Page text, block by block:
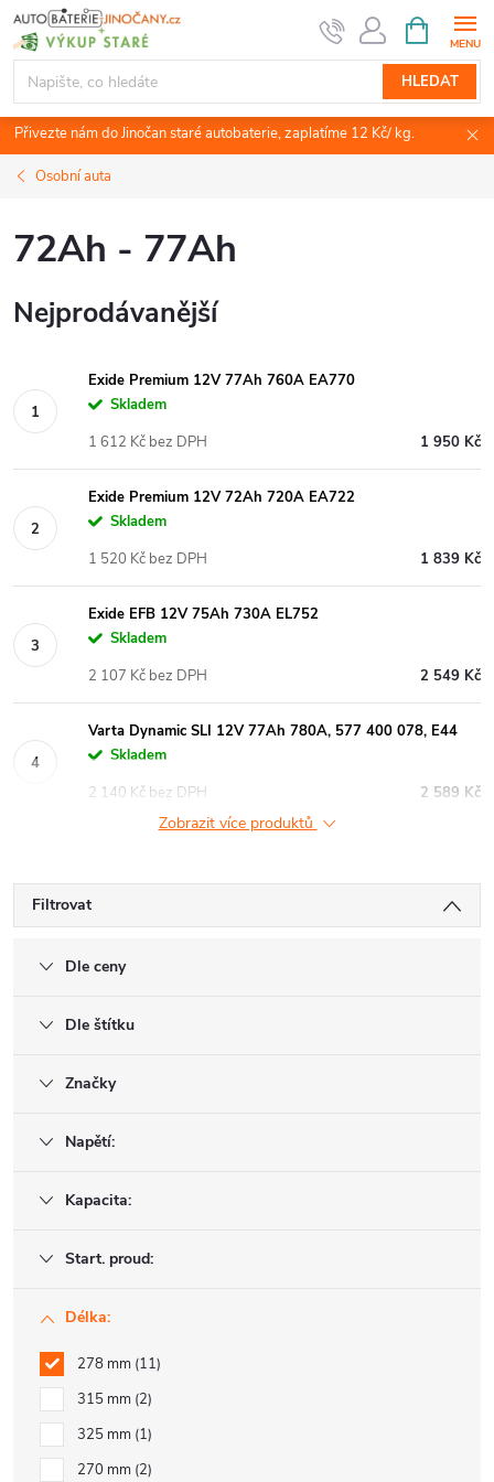
Přejít
na
obsah
HLEDAT
NÁKUPNÍ
KOŠÍK
Přivezte nám do Jinočan staré autobaterie, zaplatíme 12 Kč/ kg.
Osobní auta
72Ah - 77Ah
Nejprodávanější
Exide Premium 12V 77Ah 760A EA770
Skladem
1 950 Kč
1 612 Kč bez DPH
Exide Premium 12V 72Ah 720A EA722
Skladem
1 839 Kč
1 520 Kč bez DPH
Exide EFB 12V 75Ah 730A EL752
Skladem
2 549 Kč
2 107 Kč bez DPH
Varta Dynamic SLI 12V 77Ah 780A, 577 400 078, E44
Skladem
2 589 Kč
2 140 Kč bez DPH
Zobrazit více produktů
Filtrovat
Dle ceny
Dle štítku
Značky
Napětí:
Kapacita:
Start. proud:
Délka:
278 mm 11
315 mm 2
325 mm 1
270 mm 2